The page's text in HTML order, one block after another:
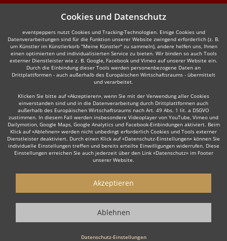
Cookies und Datenschutz
eventpeppers nutzt Cookies und Tracking-Technologien. Einige Cookies und
Datenverarbeitungen sind für die Funktion unserer Website zwingend erforderlich (z. B.
um Künstler im Künstlerkorb "Meine Künstler" zu sammeln), andere helfen uns, Ihnen
einen optimierten und individualisierten Service zu bieten. Wir binden so auch Tools
externer Dienstleister wie z. B. Google, Facebook und Vimeo auf unserer Website ein.
Durch die Einbindung dieser Tools werden personenbezogene Daten an
Drittplattformen - auch außerhalb des Europäischen Wirtschaftsraums - übermittelt
und verarbeitet.
Klicken Sie bitte auf «Akzeptieren», wenn Sie mit der Verwendung aller Cookies
einverstanden sind und in die Datenverarbeitung durch Drittplattformen auch
außerhalb des Europäischen Wirtschaftsraums nach Art. 49 Abs. 1 lit. a DSGVO
zustimmen. In diesem Fall werden insbesondere Videoplayer von YouTube, Vimeo und
Dailymotion, Google Maps, Google Analytics und Facebook-Einbindungen aktiviert. Beim
Klick auf «Ablehnen» werden nicht unbedingt erforderlich Cookies und Tools externer
Dienstleister deaktiviert. Durch einen Klick auf «Datenschutz-Einstellungen» können Sie
individuelle Einstellungen treffen und bereits erteilte Einwilligungen widerrufen. Diese
Einstellungen erreichen Sie auch jederzeit über den Link «Datenschutz» im Footer
unserer Website.
Datenschutz-Einstellungen
Akzeptieren
Ablehnen